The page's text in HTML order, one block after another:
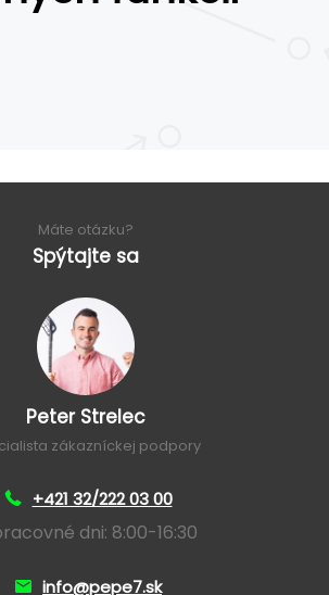
Máte otázku?
Spýtajte sa
Peter Strelec
zákazníckej podpory
+421 32/222 03 00
dni: 8:00-16:30
info@pepe7.sk